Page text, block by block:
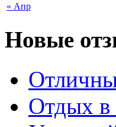
« Апр
Новые
Отдых в